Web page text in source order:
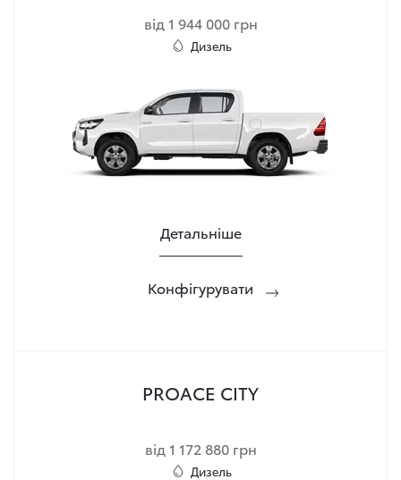
від 1 944 000 грн
Дизель
Детальніше
Конфігурувати
PROACE CITY
від 1 172 880 грн
Дизель